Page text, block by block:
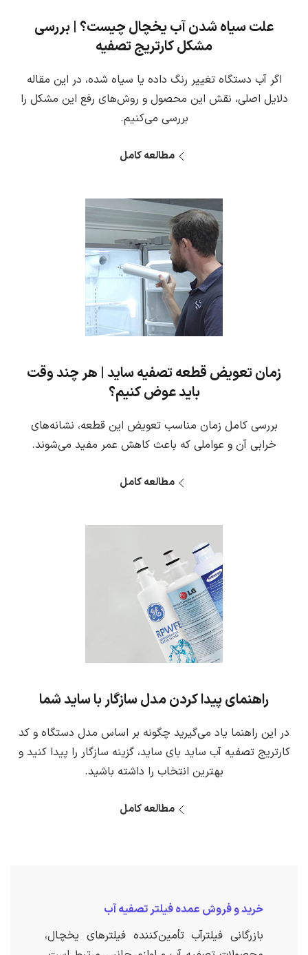
علت سیاه شدن آب یخچال چیست؟ | بررسی
مشکل کارتریج تصفیه
اگر آب دستگاه تغییر رنگ داده یا سیاه شده، در این مقاله
دلایل اصلی، نقش این محصول و روش‌های رفع این مشکل را
بررسی می‌کنیم.
مطالعه کامل
زمان تعویض قطعه تصفیه ساید | هر چند وقت
باید عوض کنیم؟
بررسی کامل زمان مناسب تعویض این قطعه، نشانه‌های
خرابی آن و عواملی که باعث کاهش عمر مفید می‌شوند.
مطالعه کامل
راهنمای پیدا کردن مدل سازگار با ساید شما
در این راهنما یاد می‌گیرید چگونه بر اساس مدل دستگاه و کد
کارتریج تصفیه آب ساید بای ساید، گزینه سازگار را پیدا کنید و
بهترین انتخاب را داشته باشید.
مطالعه کامل
خرید و فروش عمده فیلتر تصفیه آب
بازرگانی فیلترآب تأمین‌کننده فیلترهای یخچال،